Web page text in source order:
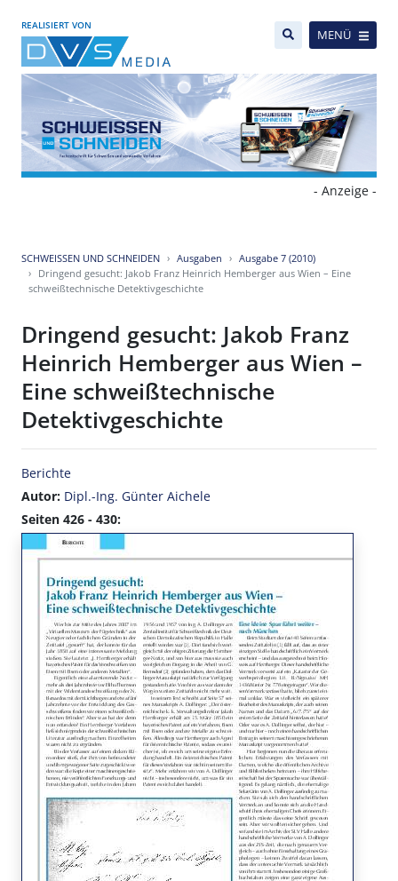
REALISIERT VON
MENÜ
- Anzeige -
SCHWEISSEN UND SCHNEIDEN Ausgaben
Ausgabe 7 (2010)
Dringend gesucht: Jakob Franz Heinrich Hemberger aus Wien – Eine
schweißtechnische Detektivgeschichte
Dringend gesucht: Jakob Franz
Heinrich Hemberger aus Wien –
Eine schweißtechnische
Detektivgeschichte
Berichte
Autor: Dipl.-Ing. Günter Aichele
Seiten 426 - 430: